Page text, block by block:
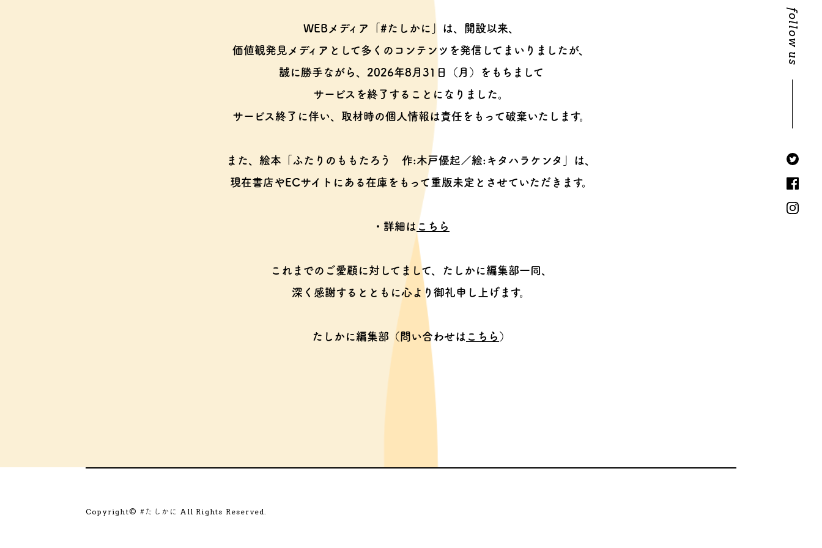
follow us
WEBメディア「#たしかに」は、開設以来、
価値観発見メディアとして多くのコンテンツを発信してまいりましたが、
誠に勝手ながら、2026年8月31日（月）をもちまして
サービスを終了することになりました。
サービス終了に伴い、取材時の個人情報は責任をもって破棄いたします。
また、絵本「ふたりのももたろう 作:木戸優起／絵:キタハラケンタ」は、
現在書店やECサイトにある在庫をもって重版未定とさせていただきます。
・詳細は こちら
これまでのご愛顧に対してまして、
たしかに編集部一同、
深く感謝するとともに心より御礼申し上げます。
たしかに編集部（問い合わせは こちら ）
Copyright© #たしかに All Rights Reserved.